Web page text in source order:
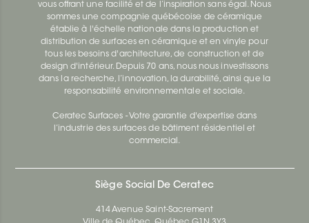
vous offrant une facilité et de l’inspiration sans égal. Nous
sommes une compagnie québécoise de céramique
établie à l'échelle nationale dans la production et
distribution de surfaces en céramique et en vinyle pour
tous les besoins d'architecture, de construction et de
design d'intérieur. Depuis 70 ans, nous nous investissons
dans la recherche, l’innovation, la durabilité, ainsi que la
responsabilité environnementale et sociale.
Ceratec Surfaces - Votre garantie d'expertise dans
l’industrie des surfaces de bâtiment résidentiel et
commercial.
Siège Social De Ceratec
414 Avenue Saint-Sacrement